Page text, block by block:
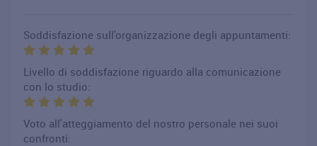
Soddisfazione sull'organizzazione degli appuntamenti:
Livello di soddisfazione riguardo alla comunicazione
con lo studio:
Voto all'atteggiamento del nostro personale nei suoi
confronti: